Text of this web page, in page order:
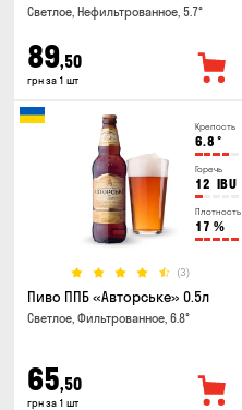
Светлое, Нефильтрованное, 5.7°
89,50
грн за 1 шт
Крепость
6.8 °
Горечь
12 IBU
Плотность
17 %
(3)
Пиво ППБ «Авторське» 0.5л
Светлое, Фильтрованное, 6.8°
65,50
грн за 1 шт